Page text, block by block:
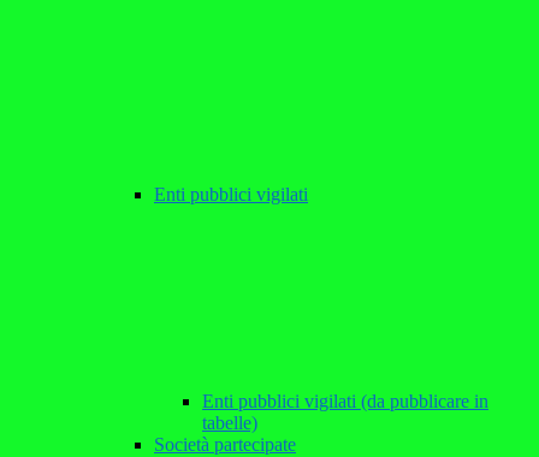
Enti pubblici vigilati
Enti pubblici vigilati (da pubblicare in
tabelle)
Società partecipate